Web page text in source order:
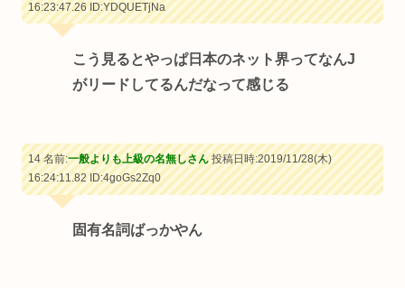
16:23:47.26ID:YDQUETjNa
こう見るとやっぱ日本のネット界ってなんJ
がリードしてるんだなって感じる
14 名前:一般よりも上級の名無しさん投稿日時:2019/11/28(木)
16:24:11.82ID:4goGs2Zq0
固有名詞ばっかやん